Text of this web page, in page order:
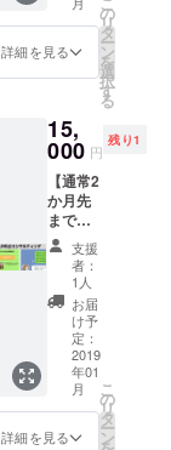
となり
ます。
（送料
た後の
中の人
になれ
る権利
です。
関する
情報が
いち早
く知ら
されま
す。今
後出版
したい
方は、
堤がど
のよう
な過程
を経て
出版す
るかが
事細か
に通知
詳細を見る
の
リ
タ
ー
ン
を
選
択
す
る
15,
000 円
残り1
【通常2
か月先
まで予
約待ち
の
LINE@
コンサ
ルティ
ング50
分＋本1
冊】 ・
既にお
持ちの
LINE@
支援
者：
1人
お届
け予
定：
2019
年01
月
詳細を見る
こ
の
リ
タ
ー
ン